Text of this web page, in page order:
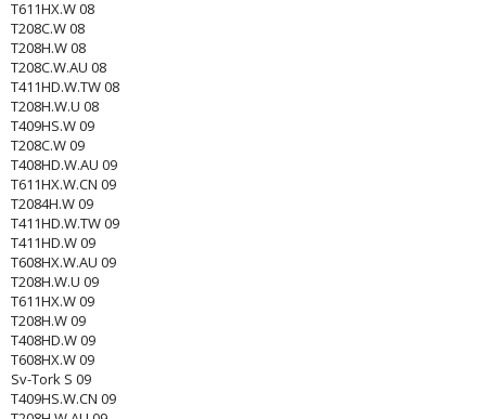
T611HX.W 08
T208C.W 08
T208H.W 08
T208C.W.AU 08
T411HD.W.TW 08
T208H.W.U 08
T409HS.W 09
T208C.W 09
T408HD.W.AU 09
T611HX.W.CN 09
T2084H.W 09
T411HD.W.TW 09
T411HD.W 09
T608HX.W.AU 09
T208H.W.U 09
T611HX.W 09
T208H.W 09
T408HD.W 09
T608HX.W 09
Sv-Tork S 09
T409HS.W.CN 09